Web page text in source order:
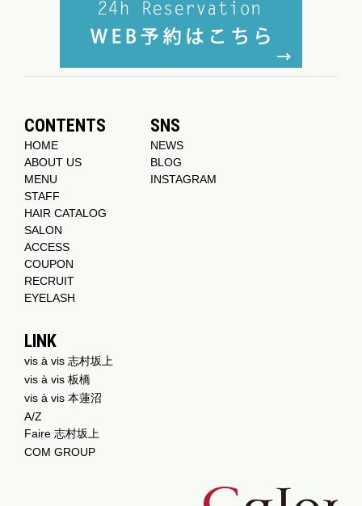
CONTENTS
HOME
ABOUT US
MENU
STAFF
HAIR CATALOG
SALON
ACCESS
COUPON
RECRUIT
EYELASH
SNS
NEWS
BLOG
INSTAGRAM
LINK
vis à vis 志村坂上
vis à vis 板橋
vis à vis 本蓮沼
A/Z
Faire 志村坂上
COM GROUP